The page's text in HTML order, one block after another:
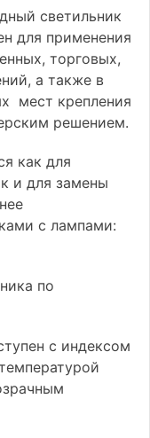
светильник
для применения
торговых,
а также в
мест крепления
решением.
как для
и для замены
с лампами:
по
с индексом